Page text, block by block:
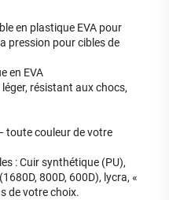
en plastique EVA pour
pression pour cibles de
en EVA
résistant aux chocs,
toute couleur de votre
: Cuir synthétique (PU),
800D, 600D), lycra, «
de votre choix.